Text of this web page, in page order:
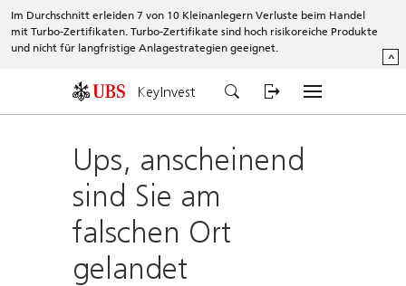
Im Durchschnitt erleiden 7 von 10 Kleinanlegern Verluste beim Handel
mit Turbo-Zertifikaten. Turbo-Zertifikate sind hoch risikoreiche Produkte
und nicht für langfristige Anlagestrategien geeignet.
^
KeyInvest
Ups, anscheinend
sind Sie am
falschen Ort
gelandet